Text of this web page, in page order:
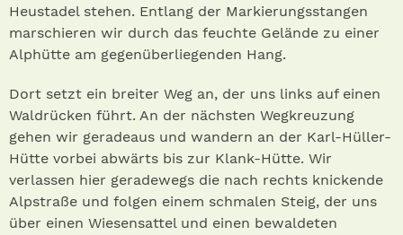
Heustadel stehen. Entlang der Markierungsstangen
marschieren wir durch das feuchte Gelände zu einer
Alphütte am gegenüberliegenden Hang.
Dort setzt ein breiter Weg an, der uns links auf einen
Waldrücken führt. An der nächsten Wegkreuzung
gehen wir geradeaus und wandern an der Karl-Hüller-
Hütte vorbei abwärts bis zur Klank-Hütte. Wir
verlassen hier geradewegs die nach rechts knickende
Alpstraße und folgen einem schmalen Steig, der uns
über einen Wiesensattel und einen bewaldeten